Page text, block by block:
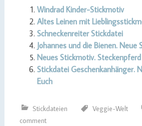
Windrad Kinder-Stickmotiv
Altes Leinen mit
Schneckenreiter Stickdatei
Johannes und die Bienen. Neue
Neues Stickmotiv.
Stickdatei Geschenkanhänger.
Euch
Stickdateien Veggie-Welt
comment